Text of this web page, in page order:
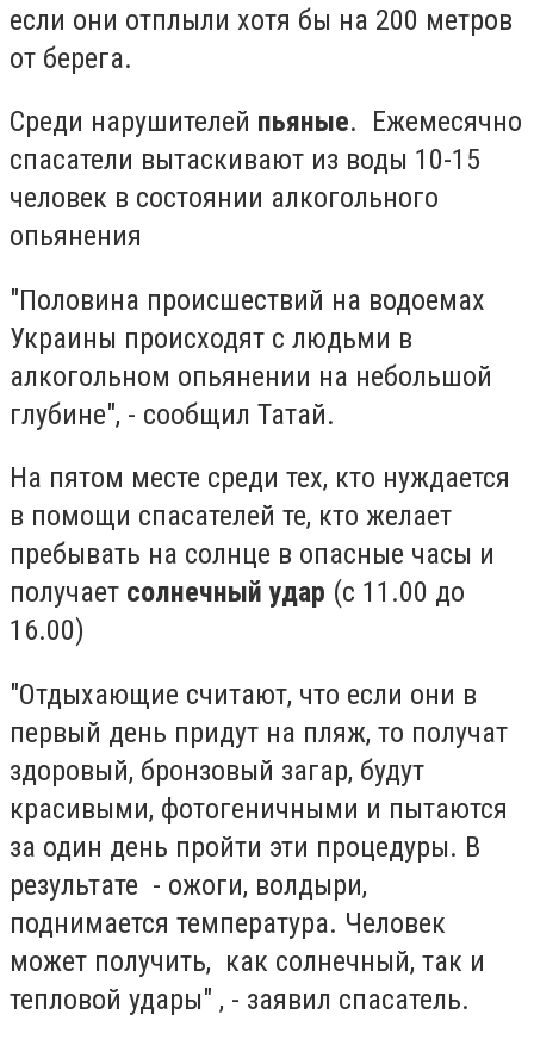
если они отплыли хотя бы на 200 метров
от берега.
Среди нарушителей пьяные. Ежемесячно
спасатели вытаскивают из воды 10-15
человек в состоянии алкогольного
опьянения
"Половина происшествий на водоемах
Украины происходят с людьми в
алкогольном опьянении на небольшой
глубине", - сообщил Татай.
На пятом месте среди тех, кто нуждается
в помощи спасателей те, кто желает
пребывать на солнце в опасные часы и
получает солнечный удар (с 11.00 до
16.00)
"Отдыхающие считают, что если они в
первый день придут на пляж, то получат
здоровый, бронзовый загар, будут
красивыми, фотогеничными и пытаются
за один день пройти эти процедуры. В
результате - ожоги, волдыри,
поднимается температура. Человек
может получить, как солнечный, так и
тепловой удары" , - заявил спасатель.